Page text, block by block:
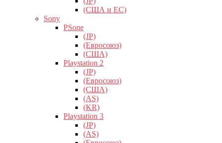
(США и ЕС)
Sony
PSone
(JP)
(Евросоюз)
(США)
Playstation 2
(JP)
(Евросоюз)
(США)
(AS)
(KR)
Playstation 3
(JP)
(AS)